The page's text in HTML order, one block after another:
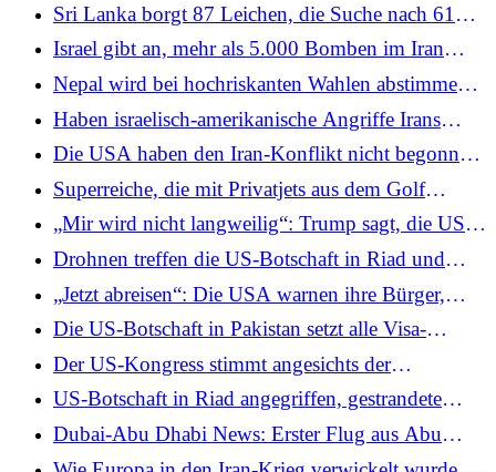
Krieges gegen den Iran im Stich lassen
Bürgermeister Balen Shah Premierminister werden
Sri Lanka borgt 87 Leichen, die Suche nach 61
wird fortgesetzt, nachdem ein iranisches
Kriegsschiff gesunken ist
Israel gibt an, mehr als 5.000 Bomben im Iran
abgeworfen zu haben, und veröffentlicht
Aufnahmen vom Angriff in Teheran
Nepal wird bei hochriskanten Wahlen abstimmen,
nachdem tödliche Proteste der Generation Z die
Regierung gestürzt haben
Haben israelisch-amerikanische Angriffe Irans
Atomanlagen beschädigt? IAEA-Chef sagt...
Die USA haben den Iran-Konflikt nicht begonnen,
sie werden ihn unter Trump beenden, sagt Hegseth
Superreiche, die mit Privatjets aus dem Golf
fliehen, zahlen bis zu 350.000 US-Dollar, während
iranische Angriffe wichtige Städte treffen
„Mir wird nicht langweilig“: Trump sagt, die USA
könnten den Iran-Krieg länger als vier bis fünf
Wochen aufrechterhalten, behauptet, die Truppen
seien früher als geplant
Drohnen treffen die US-Botschaft in Riad und
lösen Feuer aus, während die regionalen
Spannungen eskalieren
„Jetzt abreisen“: Die USA warnen ihre Bürger,
über ein Dutzend westasiatische Länder zu
verlassen, da die Spannungen zunehmen
Die US-Botschaft in Pakistan setzt alle Visa-
Termine aus, da die Spannungen in Westasien
eskalieren
Der US-Kongress stimmt angesichts der
Spannungen in Westasien über Trumps
Kriegsbefugnisse ab
US-Botschaft in Riad angegriffen, gestrandete
Inder kehren aus den Vereinigten Arabischen
Emiraten zurück … Das späteste, da der Iran-Krieg
Dubai-Abu Dhabi News: Erster Flug aus Abu
Dhabi landet in Bengaluru, da der Flugverkehr